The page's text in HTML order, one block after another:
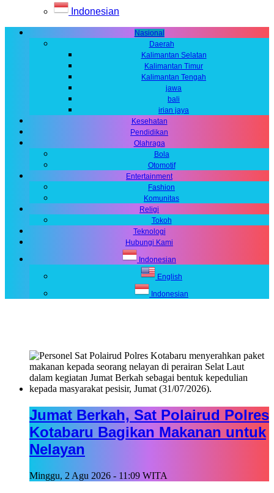
Indonesian
Nasional
Daerah
Kalimantan Selatan
Kalimantan Timur
Kalimantan Tengah
jawa
bali
irian jaya
Kesehatan
Pendidikan
Olahraga
Bola
Otomotif
Entertainment
Fashion
Komunitas
Religi
Tokoh
Teknologi
Hubungi Kami
Indonesian
English
Indonesian
Jumat Berkah, Sat Polairud Polres
Kotabaru Bagikan Makanan untuk
Nelayan
Minggu, 2 Agu 2026 - 11:09 WITA